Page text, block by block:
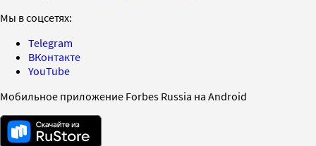
Мы в соцсетях:
Telegram
ВКонтакте
YouTube
Мобильное приложение Forbes Russia на Android